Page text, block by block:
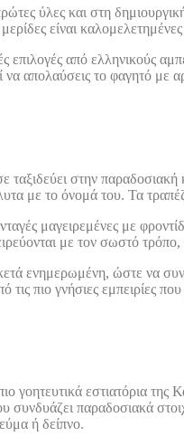
ύλες και στη
είναι
επιλογές από ελληνικούς
απολαύσεις το φαγητό με
ταξιδεύει στην
με το όνομά του. Τα
μαγειρεμένες με
με τον σωστό
ενημερωμένη, ώστε να
πιο γνήσιες εμπειρίες
γοητευτικά εστιατόρια
συνδυάζει παραδοσιακά
ή δείπνο.